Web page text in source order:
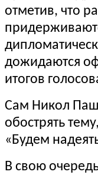
отметив, что
дожидаются
итогов
Сам Никол
обострять
«Будем
В свою